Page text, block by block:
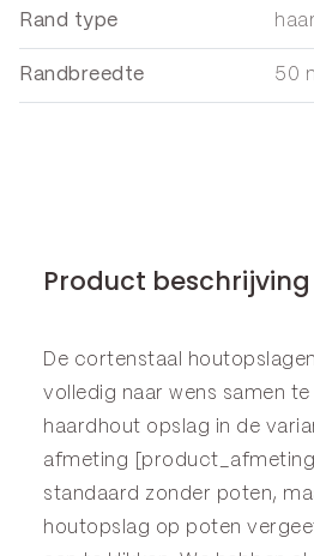
Rand type
Randbreedte 50
Product beschrijving
De cortenstaal
volledig naar wens samen te
haardhout opslag in de
afmeting
standaard zonder poten,
houtopslag op poten